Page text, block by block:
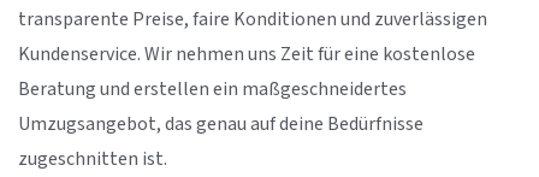
transparente Preise, faire Konditionen und zuverlässigen
Kundenservice. Wir nehmen uns Zeit für eine kostenlose
Beratung und erstellen ein maßgeschneidertes
Umzugsangebot, das genau auf deine Bedürfnisse
zugeschnitten ist.